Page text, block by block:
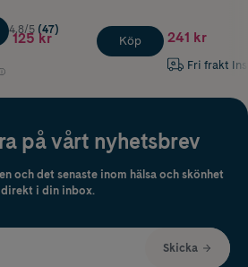
4.8/5 (47)
125 kr Köp 241 kr
Fri frakt
på vårt nyhetsbrev
och det senaste inom hälsa och skönhet
direkt i din inbox.
Skicka